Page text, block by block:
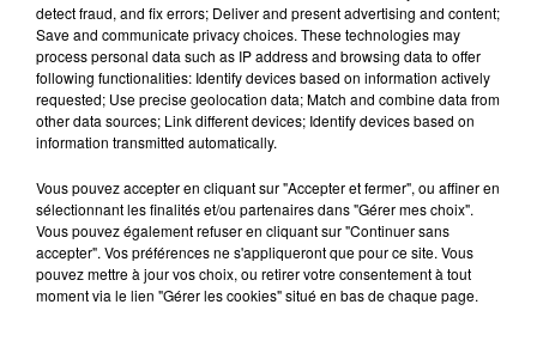
detect fraud, and fix errors; Deliver and present advertising and content;
Save and communicate privacy choices. These technologies may
process personal data such as IP address and browsing data to offer
following functionalities: Identify devices based on information actively
requested; Use precise geolocation data; Match and combine data from
other data sources; Link different devices; Identify devices based on
information transmitted automatically.
Vous pouvez accepter en cliquant sur "Accepter et fermer", ou affiner en
sélectionnant les finalités et/ou partenaires dans "Gérer mes choix".
Vous pouvez également refuser en cliquant sur "Continuer sans
accepter". Vos préférences ne s'appliqueront que pour ce site. Vous
pouvez mettre à jour vos choix, ou retirer votre consentement à tout
moment via le lien "Gérer les cookies" situé en bas de chaque page.